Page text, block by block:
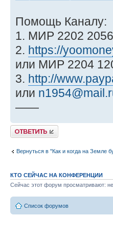
Помощь Каналу:
1. МИР 2202
2. https://
или МИР 2204
3. http://
или
——
Ответить
Вернуться в "Как и когда на Земле
КТО СЕЙЧАС НА КОНФЕРЕНЦИИ
Сейчас этот форум просматривают:
Список форумов